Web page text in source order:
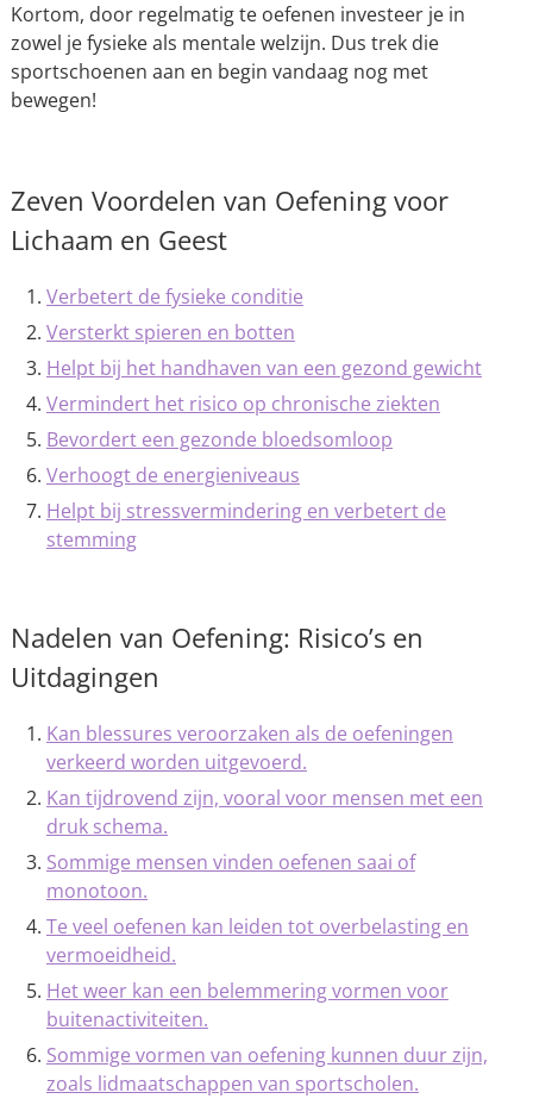
Kortom, door regelmatig te oefenen investeer je in
zowel je fysieke als mentale welzijn. Dus trek die
sportschoenen aan en begin vandaag nog met
bewegen!
Zeven Voordelen van Oefening voor
Lichaam en Geest
Verbetert de fysieke conditie
Versterkt spieren en botten
Helpt bij het handhaven van een gezond gewicht
Vermindert het risico op chronische ziekten
Bevordert een gezonde bloedsomloop
Verhoogt de energieniveaus
Helpt bij stressvermindering en verbetert de
stemming
Nadelen van Oefening: Risico’s en
Uitdagingen
Kan blessures veroorzaken als de oefeningen
verkeerd worden uitgevoerd.
Kan tijdrovend zijn, vooral voor mensen met een
druk schema.
Sommige mensen vinden oefenen saai of
monotoon.
Te veel oefenen kan leiden tot overbelasting en
vermoeidheid.
Het weer kan een belemmering vormen voor
buitenactiviteiten.
Sommige vormen van oefening kunnen duur zijn,
zoals lidmaatschappen van sportscholen.